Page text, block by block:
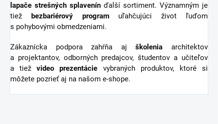
lapače strešných splavenín ďalší sortiment. Významným je
tiež bezbariérový programuľahčujúci život ľuďom
s pohybovými obmedzeniami.
Zákaznícka podpora zahŕňa ajškolenia architektov
a projektantov, odborných predajcov, študentov a učiteľov
a tiežvideo prezentácie vybraných produktov, ktoré si
môžete pozrieť aj na našom e-shope.